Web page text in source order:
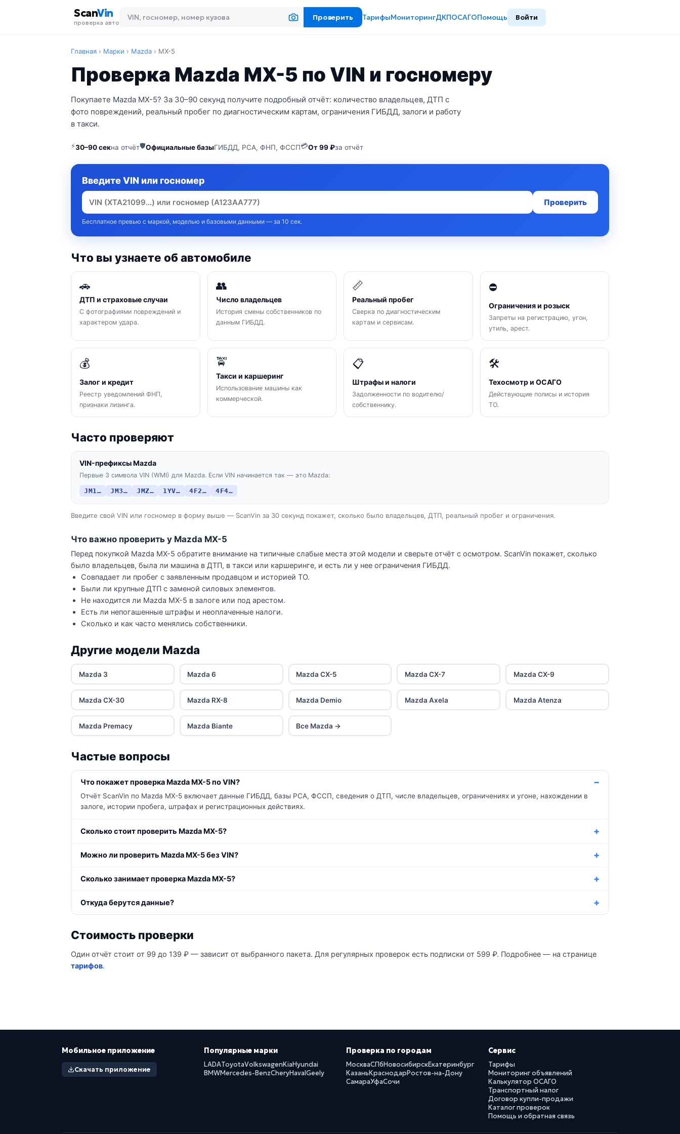
ScanVin
проверка авто
Проверить ТарифыМониторингДКПОСАГОПомощь Войти
Главная › Марки › Mazda › MX-5
Проверка Mazda MX-5 по VIN и госномеру
Покупаете Mazda MX-5? За 30–90 секунд получите подробный отчёт: количество владельцев, ДТП с
фото повреждений, реальный пробег по диагностическим картам, ограничения ГИБДД, залоги и работу
в такси.
⚡30–90 секна отчёт🛡Официальные базыГИБДД, РСА, ФНП, ФССП💳От 99 ₽за отчёт
Введите VIN или госномер
Проверить
Бесплатное превью с маркой, моделью и базовыми данными — за 10 сек.
Что вы узнаете об автомобиле
🚗
ДТП и страховые случаи
С фотографиями повреждений и
характером удара.
👥
Число владельцев
История смены собственников по
данным ГИБДД.
📏
Реальный пробег
Сверка по диагностическим
картам и сервисам.
⛔
Ограничения и розыск
Запреты на регистрацию, угон,
утиль, арест.
💰
Залог и кредит
Реестр уведомлений ФНП,
признаки лизинга.
🚖
Такси и каршеринг
Использование машины как
коммерческой.
📋
Штрафы и налоги
Задолженности по водителю/
собственнику.
🛠
Техосмотр и ОСАГО
Действующие полисы и история
ТО.
Часто проверяют
VIN-префиксы Mazda
Первые 3 символа VIN (WMI) для Mazda. Если VIN начинается так — это Mazda:
JM1… JM3… JMZ… 1YV… 4F2… 4F4…
Введите свой VIN или госномер в форму выше — ScanVin за 30 секунд покажет, сколько было владельцев, ДТП, реальный пробег и ограничения.
Что важно проверить у Mazda MX-5
Перед покупкой Mazda MX-5 обратите внимание на типичные слабые места этой модели и сверьте отчёт с осмотром. ScanVin покажет, сколько
было владельцев, была ли машина в ДТП, в такси или каршеринге, и есть ли у нее ограничения ГИБДД.
Совпадает ли пробег с заявленным продавцом и историей ТО.
Были ли крупные ДТП с заменой силовых элементов.
Не находится ли Mazda MX-5 в залоге или под арестом.
Есть ли непогашенные штрафы и неоплаченные налоги.
Сколько и как часто менялись собственники.
Другие модели Mazda
Mazda 3 Mazda 6 Mazda CX-5 Mazda CX-7 Mazda CX-9
Mazda CX-30 Mazda RX-8 Mazda Demio Mazda Axela Mazda Atenza
Mazda Premacy Mazda Biante Все Mazda →
Частые вопросы
Что покажет проверка Mazda MX-5 по VIN?
Отчёт ScanVin по Mazda MX-5 включает данные ГИБДД, базы РСА, ФССП, сведения о ДТП, числе владельцев, ограничениях и угоне, нахождении в
залоге, истории пробега, штрафах и регистрационных действиях.
Сколько стоит проверить Mazda MX-5?
Можно ли проверить Mazda MX-5 без VIN?
Сколько занимает проверка Mazda MX-5?
Откуда берутся данные?
Стоимость проверки
Один отчёт стоит от 99 до 139 ₽ — зависит от выбранного пакета. Для регулярных проверок есть подписки от 599 ₽. Подробнее — на странице
тарифов.
Мобильное приложение
Скачать приложение
Популярные марки
LADAToyotaVolkswagenKiaHyundai
BMWMercedes-BenzCheryHavalGeely
Проверка по городам
МоскваСПбНовосибирскЕкатеринбург
КазаньКраснодарРостов-на-Дону
СамараУфаСочи
Сервис
Тарифы
Мониторинг объявлений
Калькулятор ОСАГО
Транспортный налог
Договор купли-продажи
Каталог проверок
Помощь и обратная связь